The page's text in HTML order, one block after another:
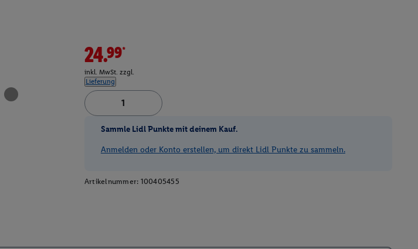
24.99*
inkl. MwSt. zzgl.
Lieferung
Sammle Lidl Punkte mit deinem Kauf.
Anmelden oder Konto erstellen, um direkt Lidl Punkte zu sammeln.
Artikelnummer: 100405455